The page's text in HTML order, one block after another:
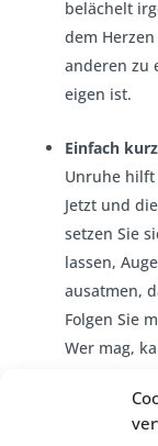
belächelt
dem
anderen zu
eigen ist.
Einfach
Unruhe hilft
Jetzt und
setzen Sie
lassen,
ausatmen,
Folgen Sie
Wer mag,
Einfach